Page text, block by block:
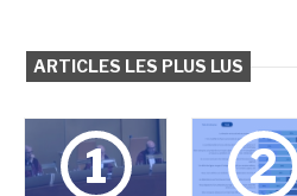
ARTICLES LES PLUS LUS
1 2